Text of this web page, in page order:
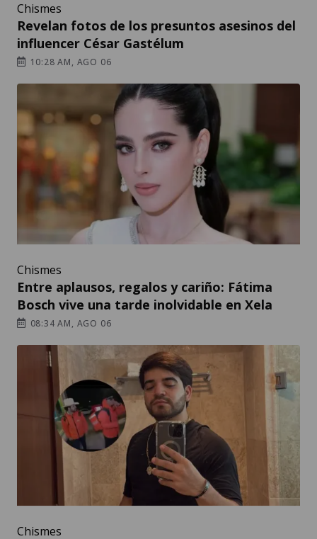
Chismes
Revelan fotos de los presuntos asesinos del
influencer César Gastélum
10:28 AM, AGO 06
Chismes
Entre aplausos, regalos y cariño: Fátima
Bosch vive una tarde inolvidable en Xela
08:34 AM, AGO 06
Chismes